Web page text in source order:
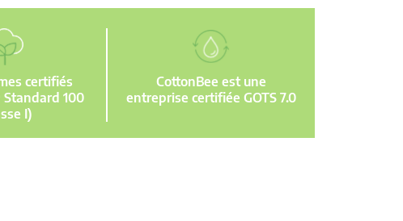
certifiés
Standard 100
I)
CottonBee est une
entreprise certifiée GOTS 7.0